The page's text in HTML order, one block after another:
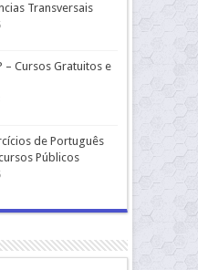
Transversais
– Cursos Gratuitos e
de Português
Públicos